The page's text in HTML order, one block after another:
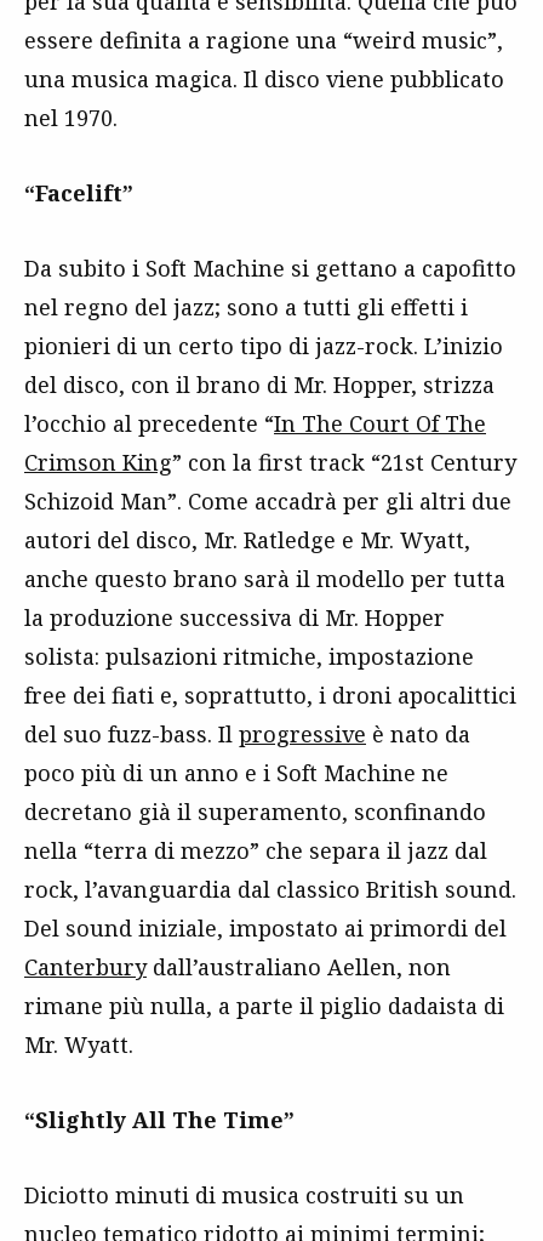
essere definita a ragione una “weird music”,
una musica magica. Il disco viene pubblicato
nel 1970.
“Facelift”
Da subito i Soft Machine si gettano a capofitto
nel regno del jazz; sono a tutti gli effetti i
pionieri di un certo tipo di jazz-rock. L’inizio
del disco, con il brano di Mr. Hopper, strizza
l’occhio al precedente “In The Court Of The
Crimson King” con la first track “21st Century
Schizoid Man”. Come accadrà per gli altri due
autori del disco, Mr. Ratledge e Mr. Wyatt,
anche questo brano sarà il modello per tutta
la produzione successiva di Mr. Hopper
solista: pulsazioni ritmiche, impostazione
free dei fiati e, soprattutto, i droni apocalittici
del suo fuzz-bass. Il progressive è nato da
poco più di un anno e i Soft Machine ne
decretano già il superamento, sconfinando
nella “terra di mezzo” che separa il jazz dal
rock, l’avanguardia dal classico British sound.
Del sound iniziale, impostato ai primordi del
Canterburydall’australiano Aellen, non
rimane più nulla, a parte il piglio dadaista di
Mr. Wyatt.
“Slightly All The Time”
Diciotto minuti di musica costruiti su un
nucleo tematico ridotto ai minimi termini;